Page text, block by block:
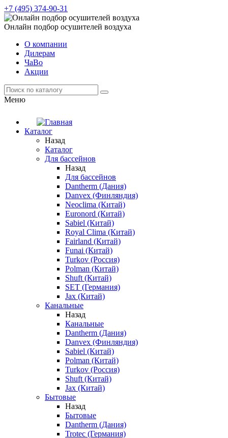
+7 (495) 374-90-31
Онлайн подбор осушителей воздуха
О компании
Дилерам
ЧаВо
Акции
Меню
Каталог
Назад
Каталог
Для бассейнов
Назад
Для бассейнов
Dantherm (Дания)
Danvex (Финляндия)
Neoclima (Китай)
Euronord (Китай)
Sabiel (Китай)
Royal Clima (Китай)
Fairland (Китай)
Funai (Китай)
Turkov (Россия)
Polman (Китай)
Shuft (Китай)
SET (Германия)
Jax (Китай)
Канальные
Назад
Канальные
Dantherm (Дания)
Danvex (Финляндия)
Sabiel (Китай)
Polman (Китай)
Turkov (Россия)
Shuft (Китай)
Jax (Китай)
Бытовые
Назад
Бытовые
Dantherm (Дания)
Trotec (Германия)